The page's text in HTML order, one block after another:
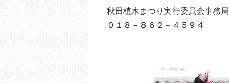
秋田植木まつり実行委員会事務局
０１８－８６２－４５９４